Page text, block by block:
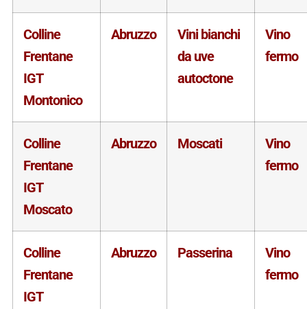
Colline
Frentane
IGT
Montonico
Abruzzo
Vini bianchi
da uve
autoctone
Vino
fermo
Colline
Frentane
IGT
Moscato
Abruzzo Moscati
Vino
fermo
Colline
Frentane
IGT
Abruzzo Passerina
Vino
fermo